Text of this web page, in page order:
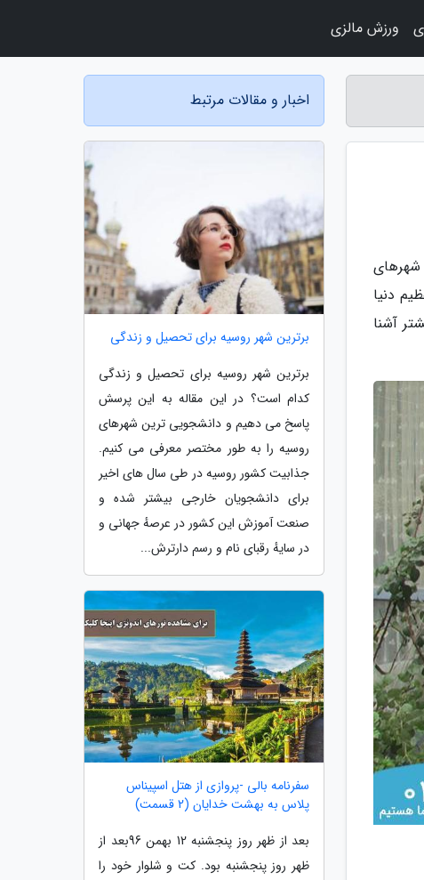
شهرهای
دنیا
آشنا
اخبار و مقالات مرتبط
برترین شهر روسیه برای تحصیل و زندگی
برترین شهر روسیه برای تحصیل و زندگی
کدام است؟ در این مقاله به این پرسش
پاسخ می دهیم و دانشجویی ترین شهرهای
روسیه را به طور مختصر معرفی می کنیم.
جذابیت کشور روسیه در طی سال های اخیر
برای دانشجویان خارجی بیشتر شده و
صنعت آموزش این کشور در عرصهٔ جهانی و
در سایهٔ رقبای نام و رسم دارترش...
سفرنامه بالی -پروازی از هتل اسپیناس
پلاس به بهشت خدایان (2 قسمت)
بعد از ظهر روز پنجشنبه 12 بهمن 96بعد از
ظهر روز پنجشنبه بود. کت و شلوار خود را
ورزش مالزی